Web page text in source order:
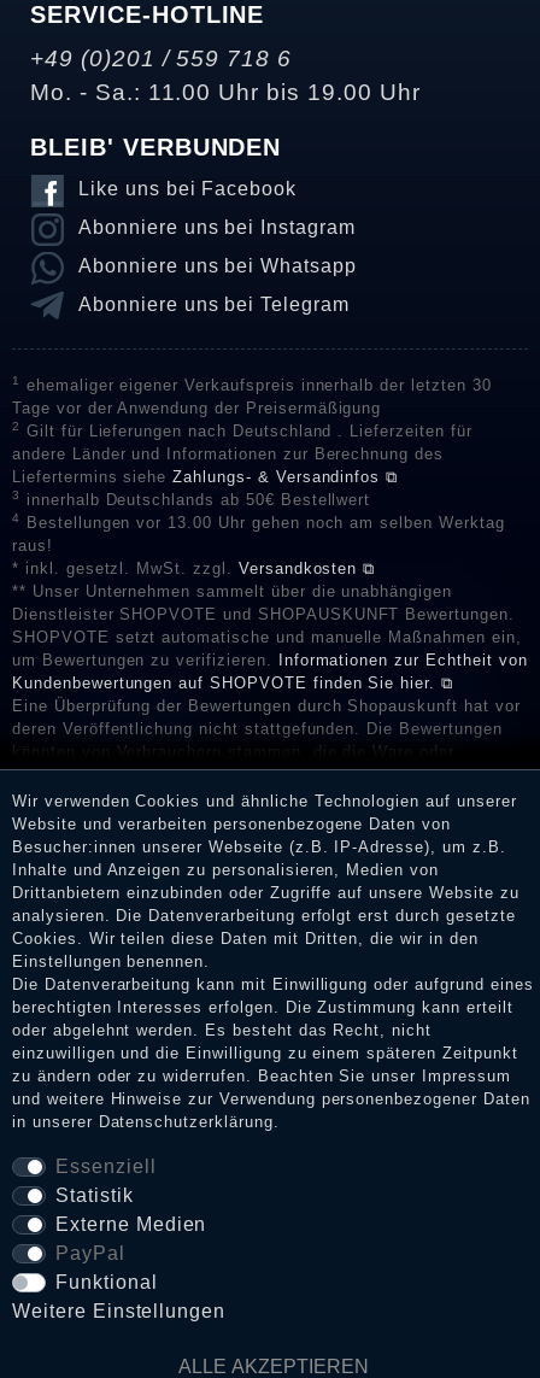
SERVICE-HOTLINE
+49 (0)201 / 559 718 6
Mo. - Sa.: 11.00 Uhr bis 19.00 Uhr
BLEIB' VERBUNDEN
Like uns bei Facebook
Abonniere uns bei Instagram
Abonniere uns bei Whatsapp
Abonniere uns bei Telegram
1
ehemaliger eigener Verkaufspreis innerhalb der letzten 30
Tage vor der Anwendung der Preisermäßigung
2
Gilt für Lieferungen nach Deutschland . Lieferzeiten für
andere Länder und Informationen zur Berechnung des
Liefertermins sieheZahlungs- & Versandinfos ⧉
3 innerhalb Deutschlands ab 50€ Bestellwert
4
Bestellungen vor 13.00 Uhr gehen noch am selben Werktag
raus!
* inkl. gesetzl. MwSt. zzgl. Versandkosten ⧉
** Unser Unternehmen sammelt über die unabhängigen
Dienstleister SHOPVOTE und SHOPAUSKUNFT Bewertungen.
SHOPVOTE setzt automatische und manuelle Maßnahmen ein,
um Bewertungen zu verifizieren.
Informationen zur Echtheit von
Kundenbewertungen auf SHOPVOTE finden Sie hier. ⧉
Eine Überprüfung der Bewertungen durch Shopauskunft hat vor
deren Veröffentlichung nicht stattgefunden. Die Bewertungen
könnten von Verbrauchern stammen, die die Ware oder
Dienstleistungen gar nicht erworben oder genutzt haben. Nach
Erhalt einer Benachrichtigungs-E-Mail können Händler die
Bewertungen verifizieren und über die erfolgte Verifizierung im
Shop informieren.
Impressum
Daten­schutz­erklärung
AGB
Widerrufs­recht
VERTRAG WIDERRUFEN
Wir verwenden Cookies und ähnliche Technologien auf unserer
Website und verarbeiten personenbezogene Daten von
Besucher:innen unserer Webseite (z.B. IP-Adresse), um z.B.
Inhalte und Anzeigen zu personalisieren, Medien von
Drittanbietern einzubinden oder Zugriffe auf unsere Website zu
analysieren. Die Datenverarbeitung erfolgt erst durch gesetzte
Cookies. Wir teilen diese Daten mit Dritten, die wir in den
Einstellungen benennen.
Die Datenverarbeitung kann mit Einwilligung oder aufgrund eines
berechtigten Interesses erfolgen. Die Zustimmung kann erteilt
oder abgelehnt werden. Es besteht das Recht, nicht
einzuwilligen und die Einwilligung zu einem späteren Zeitpunkt
zu ändern oder zu widerrufen. Beachten Sie unser
Impressum
und weitere Hinweise zur Verwendung personenbezogener Daten
in unserer Daten­schutz­erklärung.
Essenziell
Statistik
Externe Medien
PayPal
Funktional
Weitere Einstellungen
ALLE AKZEPTIEREN